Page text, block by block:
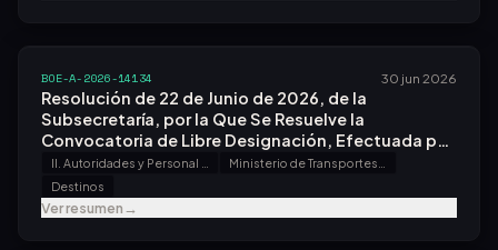
BOE-A-2026-14134 30 jun 2026
Resolución de 22 de Junio de 2026, de la
Subsecretaría, por la Que Se Resuelve la
Convocatoria de Libre Designación, Efectuada por
Resolución de 12 de Mayo de 2026.
Destinos
Ver resumen→